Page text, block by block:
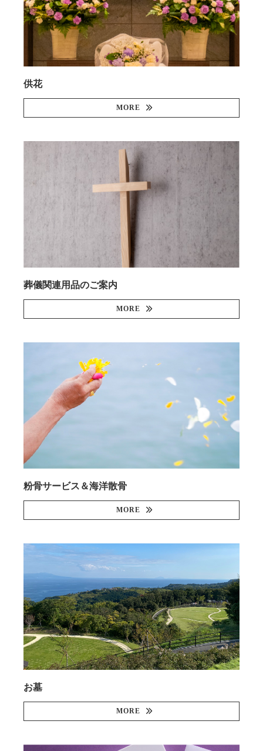
供花
MORE
葬儀関連用品のご案内
MORE
粉骨サービス＆海洋散骨
MORE
お墓
MORE